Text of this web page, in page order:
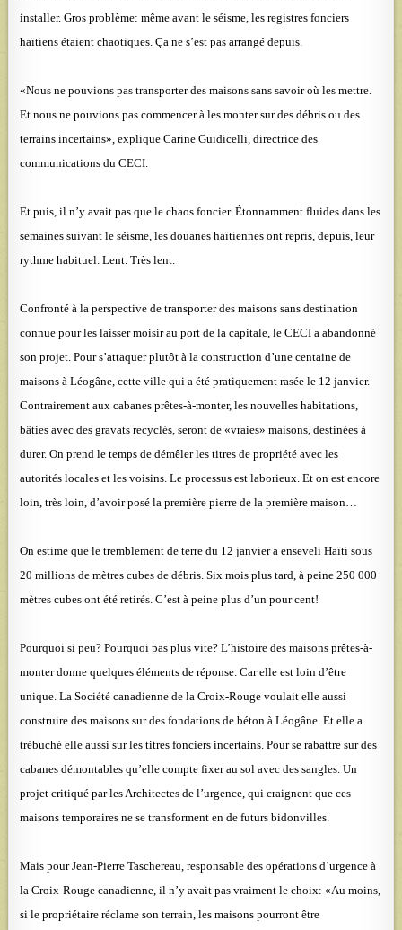
installer. Gros problème: même avant le séisme, les registres fonciers
haïtiens étaient chaotiques. Ça ne s’est pas arrangé depuis.
«Nous ne pouvions pas transporter des maisons sans savoir où les mettre.
Et nous ne pouvions pas commencer à les monter sur des débris ou des
terrains incertains», explique Carine Guidicelli, directrice des
communications du CECI.
Et puis, il n’y avait pas que le chaos foncier. Étonnamment fluides dans les
semaines suivant le séisme, les douanes haïtiennes ont repris, depuis, leur
rythme habituel. Lent. Très lent.
Confronté à la perspective de transporter des maisons sans destination
connue pour les laisser moisir au port de la capitale, le CECI a abandonné
son projet. Pour s’attaquer plutôt à la construction d’une centaine de
maisons à Léogâne, cette ville qui a été pratiquement rasée le 12 janvier.
Contrairement aux cabanes prêtes-à-monter, les nouvelles habitations,
bâties avec des gravats recyclés, seront de «vraies» maisons, destinées à
durer. On prend le temps de démêler les titres de propriété avec les
autorités locales et les voisins. Le processus est laborieux. Et on est encore
loin, très loin, d’avoir posé la première pierre de la première maison…
On estime que le tremblement de terre du 12 janvier a enseveli Haïti sous
20 millions de mètres cubes de débris. Six mois plus tard, à peine 250 000
mètres cubes ont été retirés. C’est à peine plus d’un pour cent!
Pourquoi si peu? Pourquoi pas plus vite? L’histoire des maisons prêtes-à-
monter donne quelques éléments de réponse. Car elle est loin d’être
unique. La Société canadienne de la Croix-Rouge voulait elle aussi
construire des maisons sur des fondations de béton à Léogâne. Et elle a
trébuché elle aussi sur les titres fonciers incertains. Pour se rabattre sur des
cabanes démontables qu’elle compte fixer au sol avec des sangles. Un
projet critiqué par les Architectes de l’urgence, qui craignent que ces
maisons temporaires ne se transforment en de futurs bidonvilles.
Mais pour Jean-Pierre Taschereau, responsable des opérations d’urgence à
la Croix-Rouge canadienne, il n’y avait pas vraiment le choix: «Au moins,
si le propriétaire réclame son terrain, les maisons pourront être